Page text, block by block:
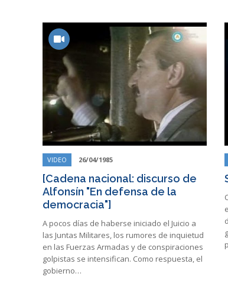
VIDEO 26/04/1985
[Cadena nacional: discurso de
Alfonsín "En defensa de la
democracia"]
A pocos días de haberse iniciado el Juicio a
las Juntas Militares, los rumores de inquietud
en las Fuerzas Armadas y de conspiraciones
golpistas se intensifican. Como respuesta, el
gobierno…